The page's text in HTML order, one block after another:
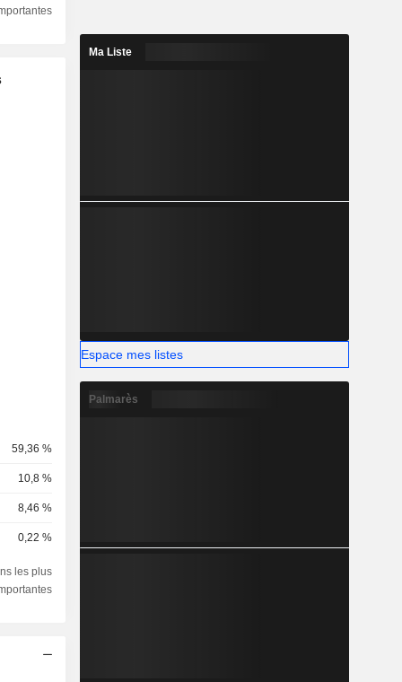
59,36 %
10,8 %
8,46 %
0,22 %
les plus
Ma Liste
Espace mes listes
Palmarès